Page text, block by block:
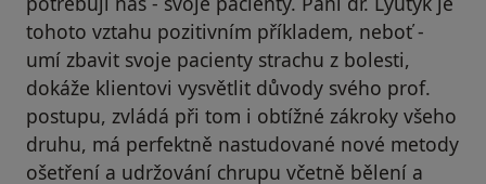
tohoto vztahu pozitivním příkladem, neboť -
umí zbavit svoje pacienty strachu z bolesti,
dokáže klientovi vysvětlit důvody svého prof.
postupu, zvládá při tom i obtížné zákroky všeho
druhu, má perfektně nastudované nové metody
ošetření a udržování chrupu včetně bělení a